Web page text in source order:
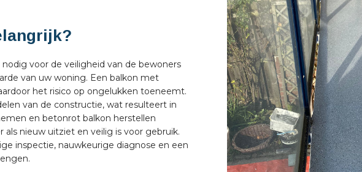
voor de veiligheid van de bewoners
van uw woning. Een balkon met
het risico op ongelukken toeneemt.
van de constructie, wat resulteert in
en betonrot balkon herstellen
nieuw uitziet en veilig is voor gebruik.
inspectie, nauwkeurige diagnose en een